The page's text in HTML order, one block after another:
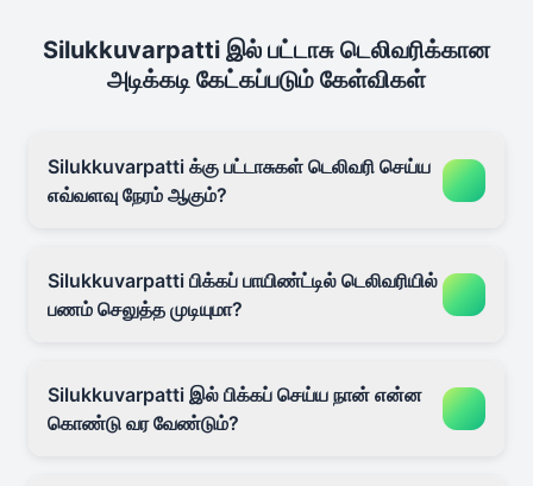
Silukkuvarpatti இல் பட்டாசு டெலிவரிக்கான
அடிக்கடி கேட்கப்படும் கேள்விகள்
Silukkuvarpatti க்கு பட்டாசுகள் டெலிவரி செய்ய
எவ்வளவு நேரம் ஆகும்?
Silukkuvarpatti பிக்கப் பாயிண்ட்டில் டெலிவரியில்
பணம் செலுத்த முடியுமா?
Silukkuvarpatti இல் பிக்கப் செய்ய நான் என்ன
கொண்டு வர வேண்டும்?